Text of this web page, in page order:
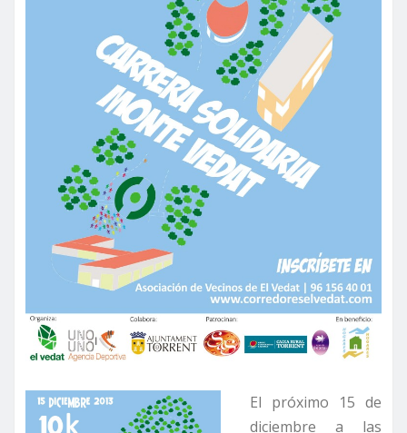
El próximo 15 de
diciembre a las